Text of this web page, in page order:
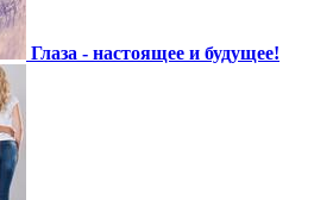
Глаза - настоящее и будущее!